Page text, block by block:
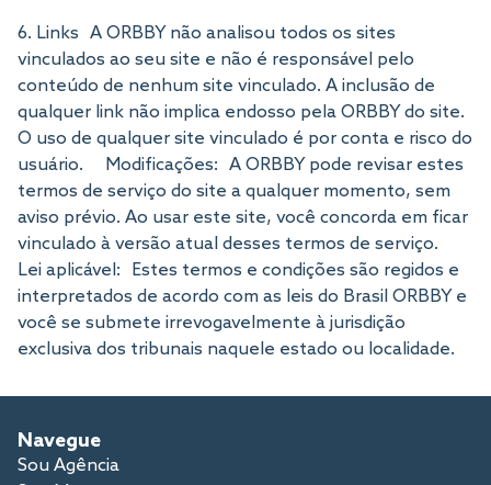
6. Links A ORBBY não analisou todos os sites
vinculados ao seu site e não é responsável pelo
conteúdo de nenhum site vinculado. A inclusão de
qualquer link não implica endosso pela ORBBY do site.
O uso de qualquer site vinculado é por conta e risco do
usuário. Modificações: A ORBBY pode revisar estes
termos de serviço do site a qualquer momento, sem
aviso prévio. Ao usar este site, você concorda em ficar
vinculado à versão atual desses termos de serviço.
Lei aplicável: Estes termos e condições são regidos e
interpretados de acordo com as leis do Brasil ORBBY e
você se submete irrevogavelmente à jurisdição
exclusiva dos tribunais naquele estado ou localidade.
Navegue
Sou Agência